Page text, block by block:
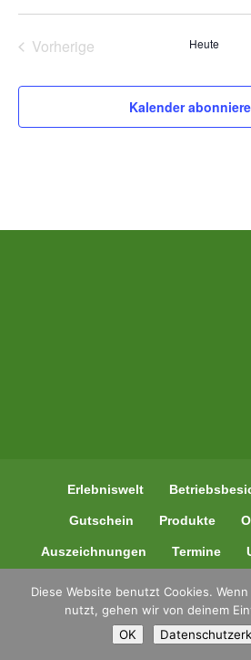
Vorherige
Heute
Kalender
Erlebniswelt
Gutschein Produkte
Auszeichnungen Termine
Diese Website benutzt Cookies.
nutzt, gehen wir von deinem
OK